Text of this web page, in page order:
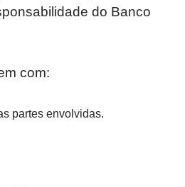
do Banco
com:
partes envolvidas.